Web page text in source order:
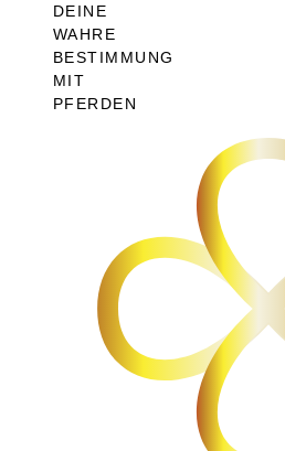
DEINE
WAHRE
BESTIMMUNG
MIT
PFERDEN